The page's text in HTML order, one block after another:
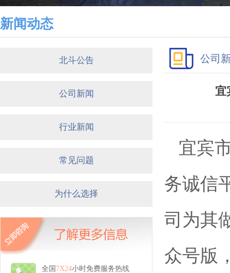
新闻动态
北斗公告
公司新闻
行业新闻
常见问题
为什么选择
全国 7X24小时免费服务热线
公司
宜
宜宾
务诚信
司为其
众号版